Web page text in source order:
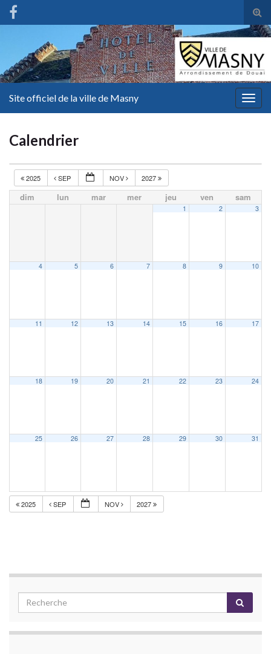
Site officiel de la ville de Masny
Calendrier
2025 SEP NOV 2027
dim lun mar mer jeu ven sam
1 2 3
4 5 6 7 8 9 10
11 12 13 14 15 16 17
18 19 20 21 22 23 24
25 26 27 28 29 30 31
2025 SEP NOV 2027